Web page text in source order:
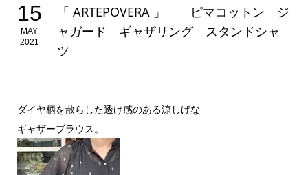
15
MAY
2021
「 ARTEPOVERA 」 ピマコットン ジ
ャガード ギャザリング スタンドシャ
ツ
ダイヤ柄を散らした透け感のある涼しげな
ギャザーブラウス。